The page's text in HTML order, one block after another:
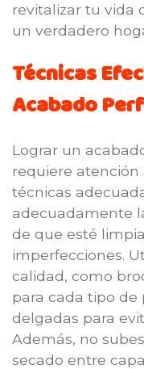
revitalizar tu vida
un verdadero
Técnicas
Acabado
Lograr un
requiere atención
técnicas
adecuadamente
de que esté
imperfecciones.
calidad, como
para cada tipo de
delgadas para
Además, no
secado entre